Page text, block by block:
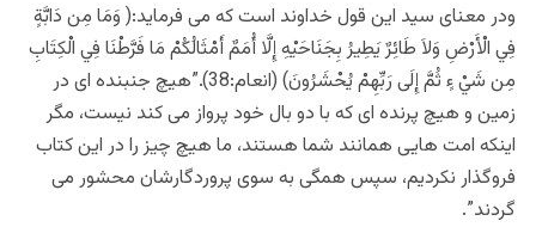
ودر معنای سید این قول خداوند است که می فرماید:( وَمَا مِن دَابَّةٍ
فِي الْأَرْضِ وَلاَ طَائِرٌ يَطِيرُ بِجَنَاحَيْهِ إِلَّا أُمَمٌ أَمْثَالُكُمْ مَا فَرَّطْنَا فِي الْكِتَابِ
مِن شَيْ ءٍ ثُمَّ إِلَى رَبِّهِمْ يُحْشَرُونَ) (انعام:38).”هيچ جنبنده اى در
زمين و هيچ پرنده اى كه با دو بال خود پرواز مى كند نيست، مگر
اينكه امت هايى همانند شما هستند، ما هيچ چيز را در اين كتاب
فروگذار نكرديم، سپس همگى به سوى پروردگارشان محشور مى
گردند”.